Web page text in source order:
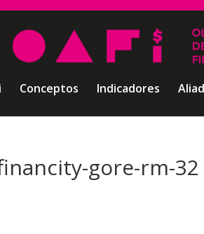
Conceptos Indicadores
gore-rm-32